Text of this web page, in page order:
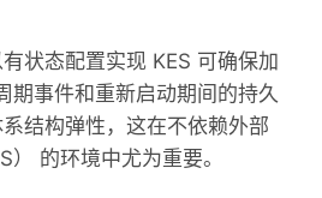
状态配置实现 KES 可确保加
期事件和重新启动期间的持久
结构弹性，这在不依赖外部
的环境中尤为重要。